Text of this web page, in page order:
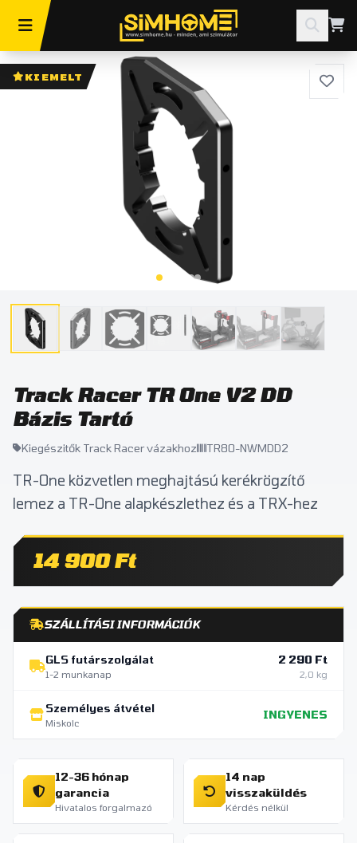
KIEMELT
Track Racer TR One V2 DD
Bázis Tartó
Kiegészitők Track Racer vázakhoz TR80-NWMDD2
TR-One közvetlen meghajtású kerékrögzítő
lemez a TR-One alapkészlethez és a TRX-hez
14 900 Ft
SZÁLLÍTÁSI INFORMÁCIÓK
GLS futárszolgálat
1-2 munkanap
2 290 Ft
2,0 kg
Személyes átvétel
Miskolc
INGYENES
12-36 hónap
garancia
Hivatalos forgalmazó
14 nap
visszaküldés
Kérdés nélkül